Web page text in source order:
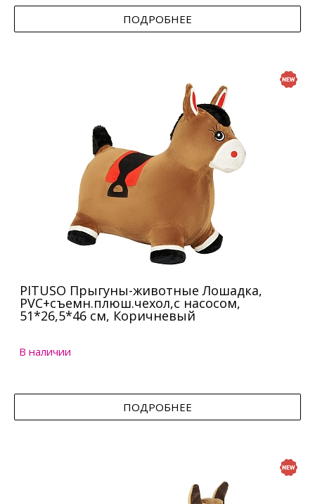
ПОДРОБНЕЕ
PITUSO Прыгуны-животные Лошадка,
PVC+съемн.плюш.чехол,с насосом,
51*26,5*46 см, Коричневый
В наличии
ПОДРОБНЕЕ